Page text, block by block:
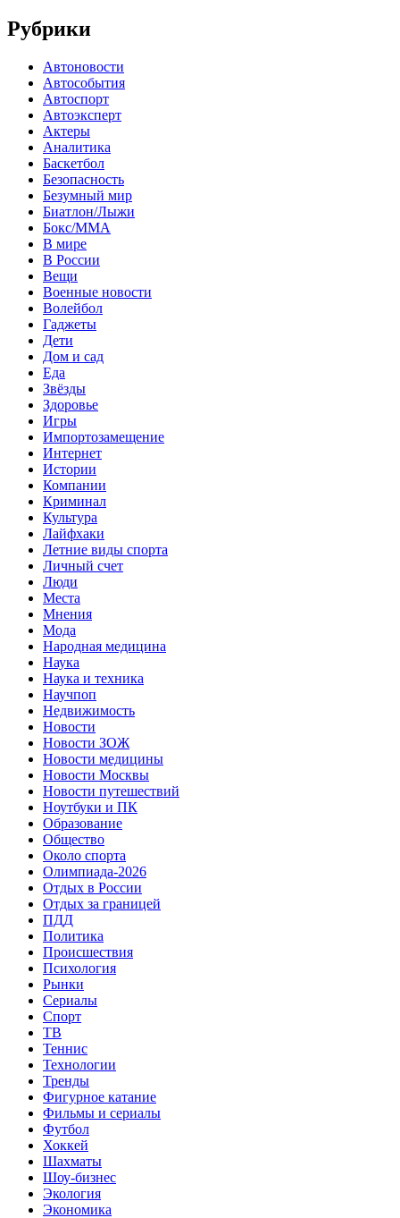
Рубрики
Автоновости
Автособытия
Автоспорт
Автоэксперт
Актеры
Аналитика
Баскетбол
Безопасность
Безумный мир
Биатлон/Лыжи
Бокс/MMA
В мире
В России
Вещи
Военные новости
Волейбол
Гаджеты
Дети
Дом и сад
Еда
Звёзды
Здоровье
Игры
Импортозамещение
Интернет
Истории
Компании
Криминал
Культура
Лайфхаки
Летние виды спорта
Личный счет
Люди
Места
Мнения
Мода
Народная медицина
Наука
Наука и техника
Научпоп
Недвижимость
Новости
Новости ЗОЖ
Новости медицины
Новости Москвы
Новости путешествий
Ноутбуки и ПК
Образование
Общество
Около спорта
Олимпиада-2026
Отдых в России
Отдых за границей
ПДД
Политика
Происшествия
Психология
Рынки
Сериалы
Спорт
ТВ
Теннис
Технологии
Тренды
Фигурное катание
Фильмы и сериалы
Футбол
Хоккей
Шахматы
Шоу-бизнес
Экология
Экономика